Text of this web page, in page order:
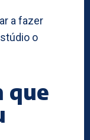
a fazer
o
que